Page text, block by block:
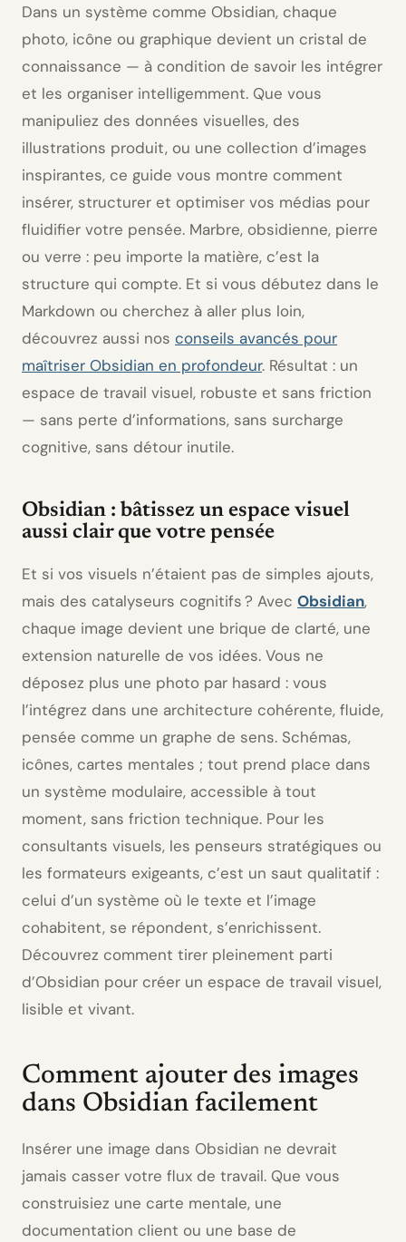
Dans un système comme Obsidian, chaque
photo, icône ou graphique devient un cristal de
connaissance — à condition de savoir les intégrer
et les organiser intelligemment. Que vous
manipuliez des données visuelles, des
illustrations produit, ou une collection d’images
inspirantes, ce guide vous montre comment
insérer, structurer et optimiser vos médias pour
fluidifier votre pensée. Marbre, obsidienne, pierre
ou verre : peu importe la matière, c’est la
structure qui compte. Et si vous débutez dans le
Markdown ou cherchez à aller plus loin,
découvrez aussi nos conseils avancés pour
maîtriser Obsidian en profondeur. Résultat : un
espace de travail visuel, robuste et sans friction
— sans perte d’informations, sans surcharge
cognitive, sans détour inutile.
Obsidian : bâtissez un espace visuel
aussi clair que votre pensée
Et si vos visuels n’étaient pas de simples ajouts,
mais des catalyseurs cognitifs ? Avec Obsidian,
chaque image devient une brique de clarté, une
extension naturelle de vos idées. Vous ne
déposez plus une photo par hasard : vous
l’intégrez dans une architecture cohérente, fluide,
pensée comme un graphe de sens. Schémas,
icônes, cartes mentales ; tout prend place dans
un système modulaire, accessible à tout
moment, sans friction technique. Pour les
consultants visuels, les penseurs stratégiques ou
les formateurs exigeants, c’est un saut qualitatif :
celui d’un système où le texte et l’image
cohabitent, se répondent, s’enrichissent.
Découvrez comment tirer pleinement parti
d’Obsidian pour créer un espace de travail visuel,
lisible et vivant.
Comment ajouter des images
dans Obsidian facilement
Insérer une image dans Obsidian ne devrait
jamais casser votre flux de travail. Que vous
construisiez une carte mentale, une
documentation client ou une base de